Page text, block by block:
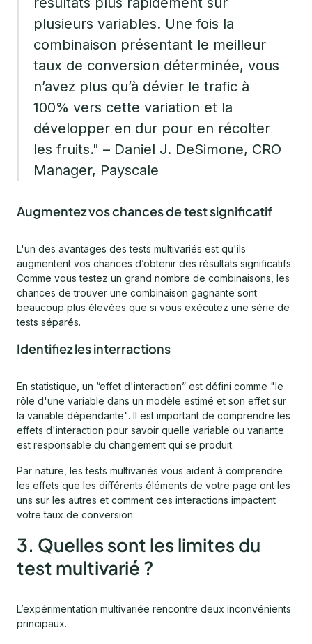
plusieurs variables. Une fois la
combinaison présentant le meilleur
taux de conversion déterminée, vous
n’avez plus qu’à dévier le trafic à
100% vers cette variation et la
développer en dur pour en récolter
les fruits." – Daniel J. DeSimone, CRO
Manager, Payscale
Augmentez vos chances de test significatif
L'un des avantages des tests multivariés est qu'ils
augmentent vos chances d’obtenir des résultats significatifs.
Comme vous testez un grand nombre de combinaisons, les
chances de trouver une combinaison gagnante sont
beaucoup plus élevées que si vous exécutez une série de
tests séparés.
Identifiez les interractions
En statistique, un “effet d'interaction” est défini comme "le
rôle d'une variable dans un modèle estimé et son effet sur
la variable dépendante". Il est important de comprendre les
effets d'interaction pour savoir quelle variable ou variante
est responsable du changement qui se produit.
Par nature, les tests multivariés vous aident à comprendre
les effets que les différents éléments de votre page ont les
uns sur les autres et comment ces interactions impactent
votre taux de conversion.
3. Quelles sont les limites du
test multivarié ?
L’expérimentation multivariée rencontre deux inconvénients
principaux.